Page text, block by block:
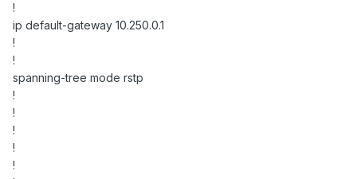
!
ip default-gateway 10.250.0.1
!
!
spanning-tree mode rstp
!
!
!
!
!